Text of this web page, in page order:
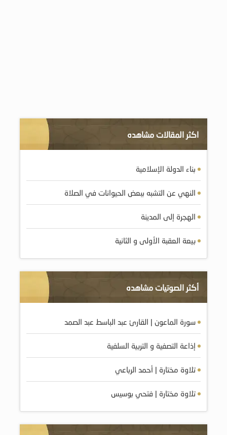
اكثر المقالات مشاهده
بناء الدولة الإسلامية
النهي عن التشبه ببعض الحيوانات في الصلاة
الهجرة إلى المدينة
بيعة العقبة الأولى و الثانية
أكثر الصوتيات مشاهده
سورة الماعون | القارئ عبد الباسط عبد الصمد
إذاعة التصفية و التربية السلفية
تلاوة مختارة | أحمد الرباعي
تلاوة مختارة | فتحي بوسيس